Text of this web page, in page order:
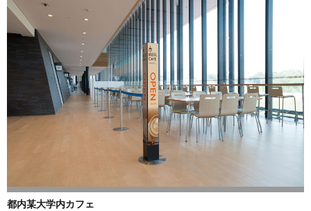
都内某大学内カフェ